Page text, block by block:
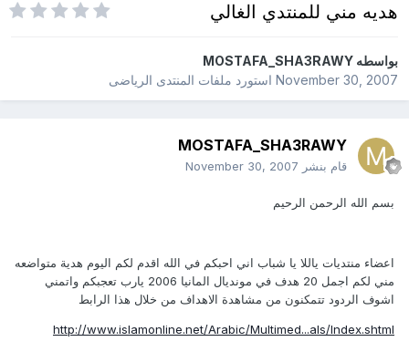
هديه مني للمنتدي الغالي
بواسطهMOSTAFA_SHA3RAWY
November 30, 2007استورد ملفات المنتدى الرياضى
MOSTAFA_SHA3RAWY
قام بنشر November 30, 2007
بسم الله الرحمن الرحيم
اعضاء منتديات ياللا يا شباب اني احبكم في الله اقدم لكم اليوم هدية متواضعه
مني لكم اجمل 20 هدف في مونديال المانيا 2006 يارب تعجبكم واتمني
اشوف الردود تتمكنون من مشاهدة الاهداف من خلال هذا الرابط
http://www.islamonline.net/Arabic/Multimed...als/Index.shtml